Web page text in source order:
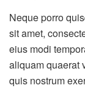
Neque porro
sit amet,
eius modi
aliquam quaerat
quis nostrum